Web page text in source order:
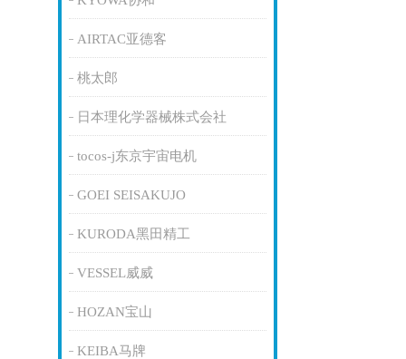
AIRTAC亚德客
桃太郎
日本理化学器械株式会社
tocos-j东京宇宙电机
GOEI SEISAKUJO
KURODA黑田精工
VESSEL威威
HOZAN宝山
KEIBA马牌